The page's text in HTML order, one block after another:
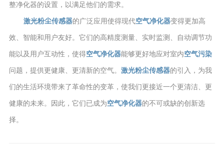
整净化器的设置，以满足他们的需求。
激光粉尘传感器的广泛应用使得现代空气净化器变得更加高
效、智能和用户友好。它们的高精度测量、实时监测、自动调节功
能以及用户互动性，使得空气净化器能够更好地应对室内空气污染
问题，提供更健康、更清新的空气。 激光粉尘传感器的引入，为我
们的生活环境带来了革命性的变革，使我们更接近一个更清洁、更
健康的未来。因此，它们已成为空气净化器的不可或缺的创新选
择。